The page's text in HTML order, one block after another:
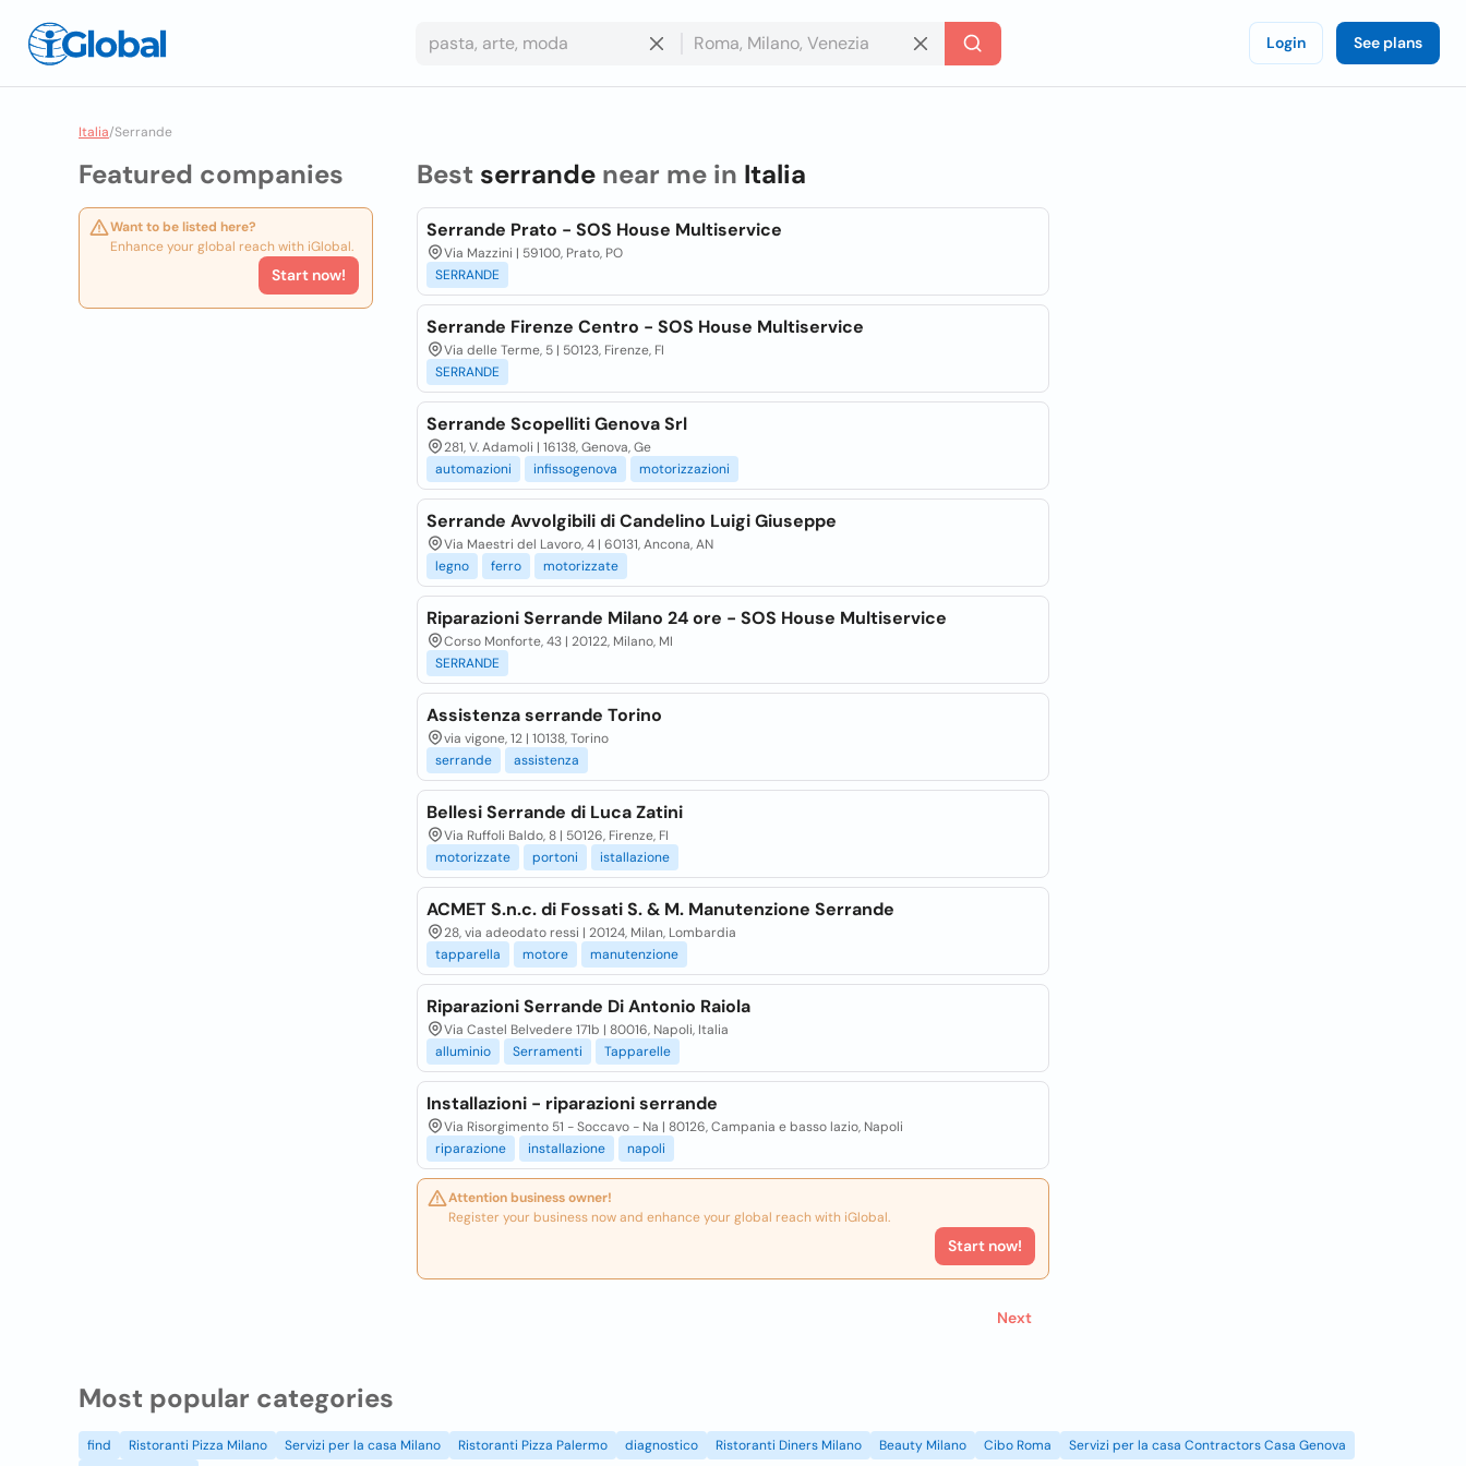
Login See plans
Italia/Serrande
Featured companies
Want to be listed here?
Enhance your global reach with iGlobal.
Start now!
Best serrandenear me in Italia
Serrande Prato - SOS House Multiservice
Via Mazzini | 59100, Prato, PO
SERRANDE
Serrande Firenze Centro - SOS House Multiservice
Via delle Terme, 5 | 50123, Firenze, FI
SERRANDE
Serrande Scopelliti Genova Srl
281, V. Adamoli | 16138, Genova, Ge
automazioni
infissogenova motorizzazioni
Serrande Avvolgibili di Candelino Luigi Giuseppe
Via Maestri del Lavoro, 4 | 60131, Ancona, AN
legno
ferro motorizzate
Riparazioni Serrande Milano 24 ore - SOS House Multiservice
Corso Monforte, 43 | 20122, Milano, MI
SERRANDE
Assistenza serrande Torino
via vigone, 12 | 10138, Torino
serrande
assistenza
Bellesi Serrande di Luca Zatini
Via Ruffoli Baldo, 8 | 50126, Firenze, FI
motorizzate
portoni istallazione
ACMET S.n.c. di Fossati S. & M. Manutenzione Serrande
28, via adeodato ressi | 20124, Milan, Lombardia
tapparella
motore manutenzione
Riparazioni Serrande Di Antonio Raiola
Via Castel Belvedere 171b | 80016, Napoli, Italia
alluminio
Serramenti Tapparelle
Installazioni - riparazioni serrande
Via Risorgimento 51 - Soccavo - Na | 80126, Campania e basso lazio, Napoli
riparazione
installazione napoli
Attention business owner!
Register your business now and enhance your global reach with iGlobal.
Start now!
Next
Most popular categories
find Ristoranti Pizza Milano Servizi per la casa Milano Ristoranti Pizza Palermo diagnostico Ristoranti Diners Milano Beauty Milano Cibo Roma
Servizi per la casa Contractors Casa Genova